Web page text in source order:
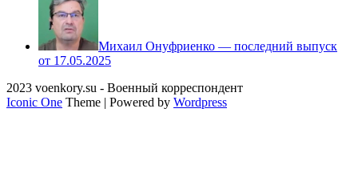
Михаил Онуфриенко — последний выпуск
от 17.05.2025
2023 voenkory.su - Военный корреспондент
Iconic One Theme | Powered by Wordpress